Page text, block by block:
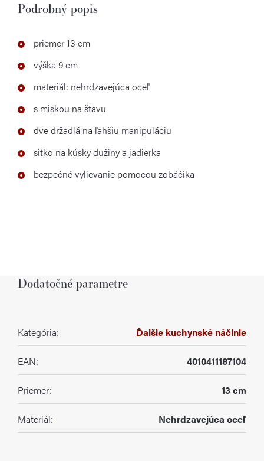
Podrobný popis
priemer 13 cm
výška 9 cm
materiál: nehrdzavejúca oceľ
s miskou na šťavu
dve držadlá na ľahšiu manipuláciu
sitko na kúsky dužiny a jadierka
bezpečné vylievanie pomocou zobáčika
Dodatočné parametre
Kategória: Ďalšie kuchynské náčinie
EAN: 4010411187104
Priemer: 13 cm
Materiál: Nehrdzavejúca oceľ